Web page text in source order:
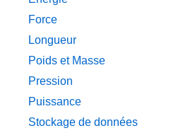
Force
Longueur
Poids et Masse
Pression
Puissance
Stockage de données